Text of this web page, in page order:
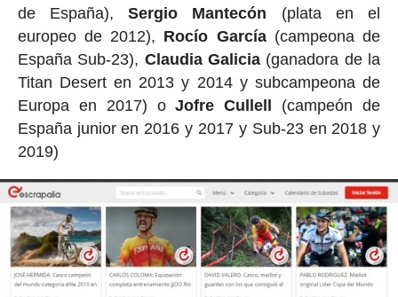
de España),Sergio Mantecón (plata en el
europeo de 2012), Rocío García(campeona de
España Sub-23), Claudia Galicia (ganadora de la
Titan Desert en 2013 y 2014 y subcampeona de
Europa en 2017) oJofre Cullell (campeón de
España junior en 2016 y 2017 y Sub-23 en 2018 y
2019)